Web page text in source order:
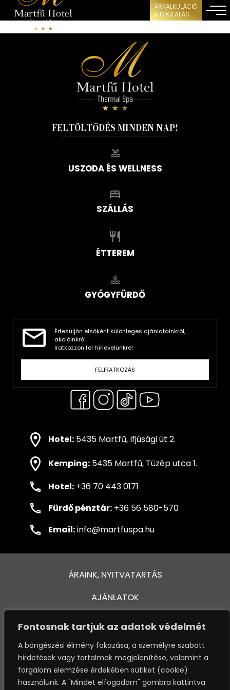
Fontosnak tartjuk az adatok védelmét
A böngészési élmény fokozása, a személyre szabott
hirdetések vagy tartalmak megjelenítése, valamint a
forgalom elemzése érdekében sütiket (cookie)
használunk. A "Mindet elfogadom" gombra kattintva
ÁRKALKULÁCIÓ
& FOGLALÁS
FELTÖLTŐDÉS MINDEN NAP!
USZODA ÉS WELLNESS
SZÁLLÁS
ÉTTEREM
GYÓGYFÜRDŐ
Értesüljön elsőként különleges ajánlatainkról,
akcióinkról.
Iratkozzon fel hírlevelünkre!
FELIRATKOZÁS
Hotel: 5435 Martfű, Ifjúsági út 2.
Kemping: 5435 Martfű, Tüzép utca 1.
Hotel: +36 70 443 0171
Fürdő pénztár: +36 56 580-570
Email:info@martfuspa.hu
ÁRAINK, NYITVATARTÁS
AJÁNLATOK
KAPCSOLAT
VENDÉGTÁJÉKOZTATÓ
OSSZA MEG VÉLEMÉNYÉT
This website stores cookies on your computer. These cookies are
used to provide a more personalized experience and to track your
whereabouts around our website in compliance with the European
General Data Protection Regulation. If you decide to to opt-out of